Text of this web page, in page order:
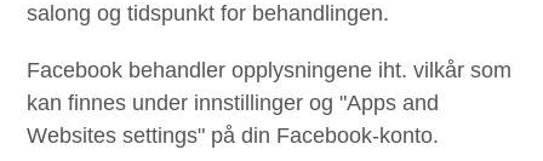
salong og tidspunkt for behandlingen.
Facebook behandler opplysningene iht. vilkår som
kan finnes under innstillinger og "Apps and
Websites settings" på din Facebook-konto.